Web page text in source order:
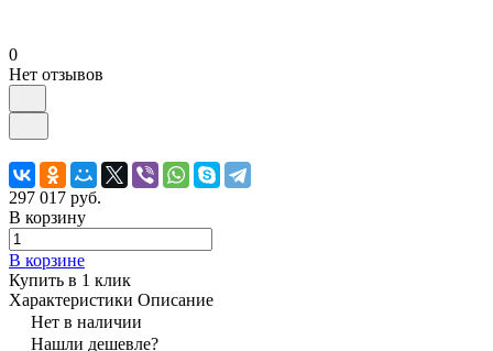
0
Нет отзывов
297 017 руб.
В корзину
В корзине
Купить в 1 клик
Характеристики Описание
Нет в наличии
Нашли дешевле?